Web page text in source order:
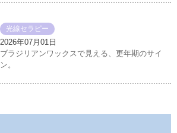
光線セラピー
2026年07月01日
ブラジリアンワックスで見える、更年期のサイ
ン。